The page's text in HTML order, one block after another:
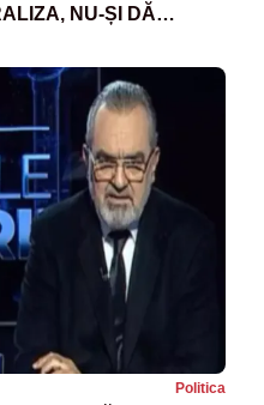
NU-ȘI DĂ
Politica